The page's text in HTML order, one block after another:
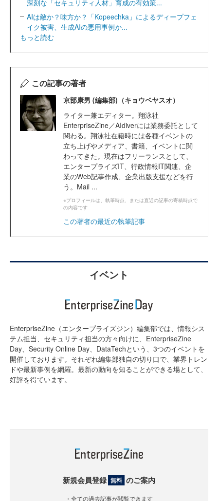
深刻な「セキュリティ人材」育成の有効策...
AIは敵か？味方か？「Kopeechka」によるディープフェ
イク被害、生成AIの悪用事例か...
もっと読む
この記事の著者
京部康男 (編集部)（キョウベヤスオ）
ライター兼エディター。翔泳社
EnterpriseZine／AIdiverには業務委託として
関わる。翔泳社在籍時には各種イベントの
立ち上げやメディア、書籍、イベントに関
わってきた。現在はフリーランスとして、
エンタープライズIT、行政情報IT関連、企
業のWeb記事作成、企業出版支援などを行
う。Mail ...
※プロフィールは、執筆時点、または直近の記事の寄稿時点で
の内容です
この著者の最近の執筆記事
イベント
EnterpriseZine（エンタープライズジン）編集部では、情報シス
テム担当、セキュリティ担当の方々向けに、EnterpriseZine
Day、Security Online Day、DataTechという、3つのイベントを
開催しております。それぞれ編集部独自の切り口で、業界トレン
ドや最新事例を網羅。最新の動向を知ることができる場として、
好評を得ています。
新規会員登録 無料 のご案内
・全ての過去記事が閲覧できます